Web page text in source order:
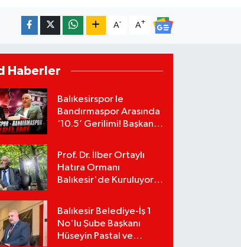
A- A+
Haberler
Balıkesirspor le
Bandırmaspor Arasında
‘10.5’ Gerilimi! Başkan
Murat Karakoyun'a Sert
Tepki!
Prof. Dr. İlber Ortaylı
Hatıra Ormanı
Balıkesir'de Kuruluyor!
Bağışlarını Başlattı!
Balıkesir Belediye-İş 1
No'lu Şube Başkanı
Hüseyin Pastal ve